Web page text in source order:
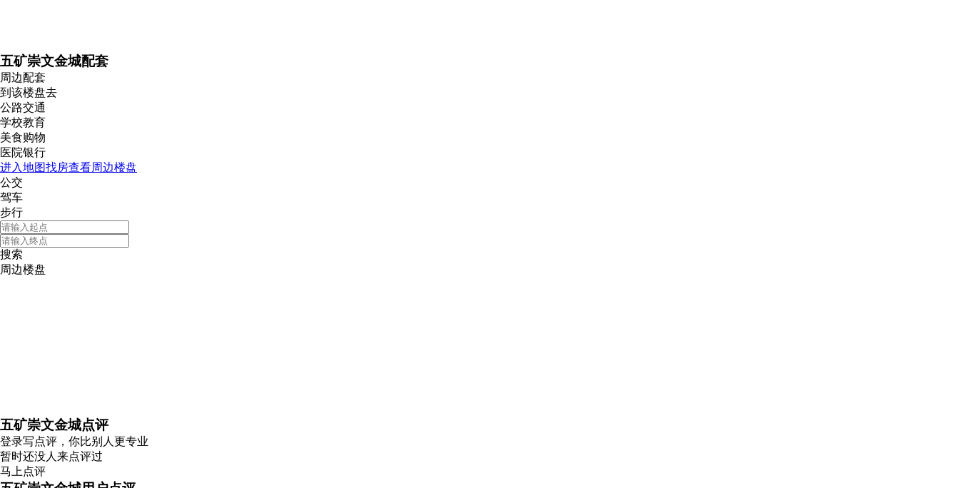
五矿崇文金城配套
周边配套
到该楼盘去
公路交通
学校教育
美食购物
医院银行
进入地图找房查看周边楼盘
公交
驾车
步行
搜索
周边楼盘
五矿崇文金城点评
登录写点评，你比别人更专业
暂时还没人来点评过
马上点评